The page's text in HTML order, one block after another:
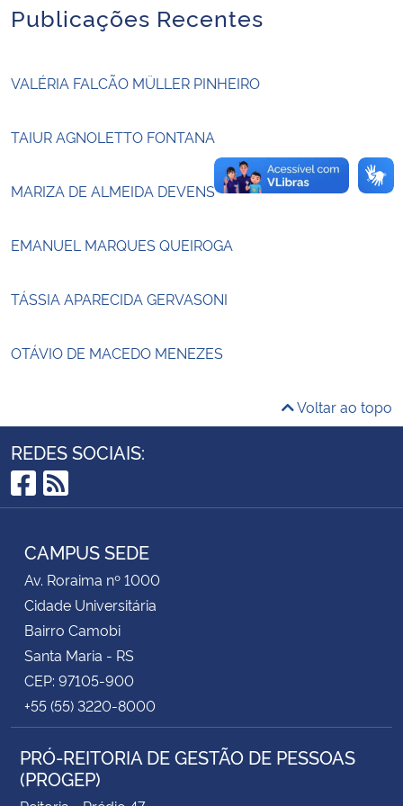
Secretaria de Governo
Gabinete de Segurança Institucional
Advocacia-Geral da União
Publicações Recentes
VALÉRIA FALCÃO MÜLLER PINHEIRO
TAIUR AGNOLETTO FONTANA
MARIZA DE ALMEIDA DEVENS
EMANUEL MARQUES QUEIROGA
TÁSSIA APARECIDA GERVASONI
OTÁVIO DE MACEDO MENEZES
Voltar ao topo
REDES SOCIAIS:
Facebook
RSS
CAMPUS SEDE
Av. Roraima nº 1000
Cidade Universitária
Bairro Camobi
Santa Maria - RS
CEP: 97105-900
+55 (55) 3220-8000
PRÓ-REITORIA DE GESTÃO DE PESSOAS
(PROGEP)